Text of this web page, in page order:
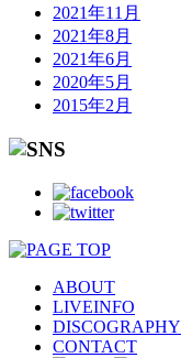
2021年11月
2021年8月
2021年6月
2020年5月
2015年2月
ABOUT
LIVEINFO
DISCOGRAPHY
CONTACT